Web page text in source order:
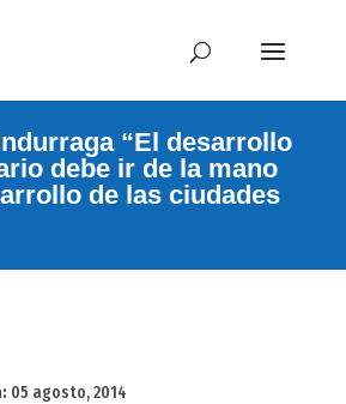
“El desarrollo
debe ir de la mano
de las ciudades
05 agosto, 2014